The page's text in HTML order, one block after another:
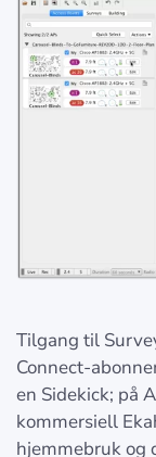
Tilgang til
Connect-
en Sidekick; på
kommersiell
hjemmebruk og